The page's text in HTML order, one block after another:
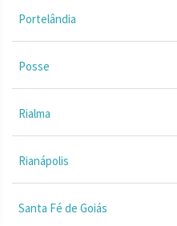
Portelândia
Posse
Rialma
Rianápolis
Santa Fé de Goiás